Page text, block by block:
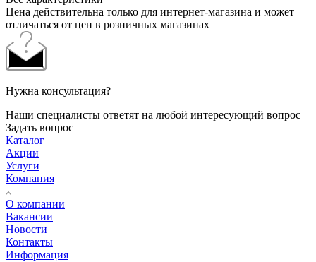
Цена действительна только для интернет-магазина и может
отличаться от цен в розничных магазинах
Нужна консультация?
Наши специалисты ответят на любой интересующий вопрос
Задать вопрос
Каталог
Акции
Услуги
Компания
О компании
Вакансии
Новости
Контакты
Информация